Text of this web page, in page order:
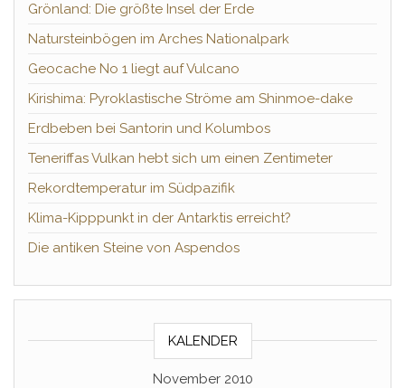
Grönland: Die größte Insel der Erde
Natursteinbögen im Arches Nationalpark
Geocache No 1 liegt auf Vulcano
Kirishima: Pyroklastische Ströme am Shinmoe-dake
Erdbeben bei Santorin und Kolumbos
Teneriffas Vulkan hebt sich um einen Zentimeter
Rekordtemperatur im Südpazifik
Klima-Kipppunkt in der Antarktis erreicht?
Die antiken Steine von Aspendos
KALENDER
November 2010